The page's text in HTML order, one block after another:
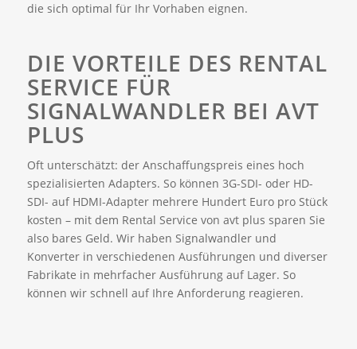
die sich optimal für Ihr Vorhaben eignen.
DIE VORTEILE DES RENTAL
SERVICE FÜR
SIGNALWANDLER BEI AVT
PLUS
Oft unterschätzt: der Anschaffungspreis eines hoch
spezialisierten Adapters. So können 3G-SDI- oder HD-
SDI- auf HDMI-Adapter mehrere Hundert Euro pro Stück
kosten – mit dem Rental Service von avt plus sparen Sie
also bares Geld. Wir haben Signalwandler und
Konverter in verschiedenen Ausführungen und diverser
Fabrikate in mehrfacher Ausführung auf Lager. So
können wir schnell auf Ihre Anforderung reagieren.